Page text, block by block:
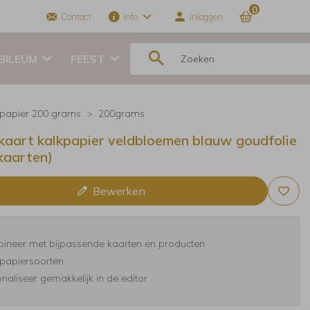
Contact Info Inloggen
0
FEEST
200 grams 200grams
kalkpapier veldbloemen blauw goudfolie
Bewerken
met bijpassende kaarten en producten
gemakkelijk in de editor